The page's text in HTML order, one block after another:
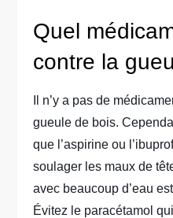
Quel
contre la
Il n’y a pas de
gueule de bois.
que l’aspirine ou
soulager les maux de
avec beaucoup d’eau
Évitez le paracétamol